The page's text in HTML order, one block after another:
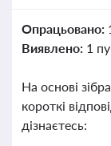
Опрацьовано:
Виявлено: 1
На основі
короткі
дізнаєтесь: